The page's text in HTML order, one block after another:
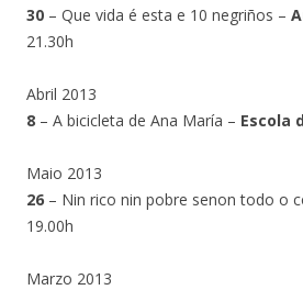
30 – Que vida é esta e 10 negriños –
21.30h
Abril 2013
8 – A bicicleta de Ana María – Escola
Maio 2013
26 – Nin rico nin pobre senon todo o
19.00h
Marzo 2013